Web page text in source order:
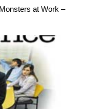
at Work –